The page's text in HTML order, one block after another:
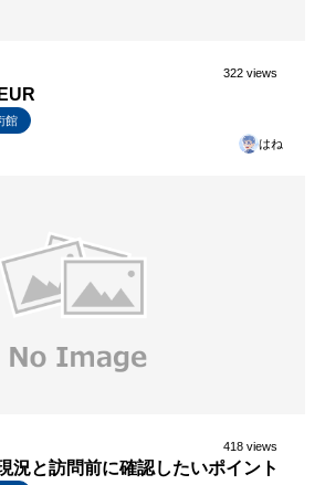
322 views
館
はね
418 views
況と訪問前に確認したいポイント